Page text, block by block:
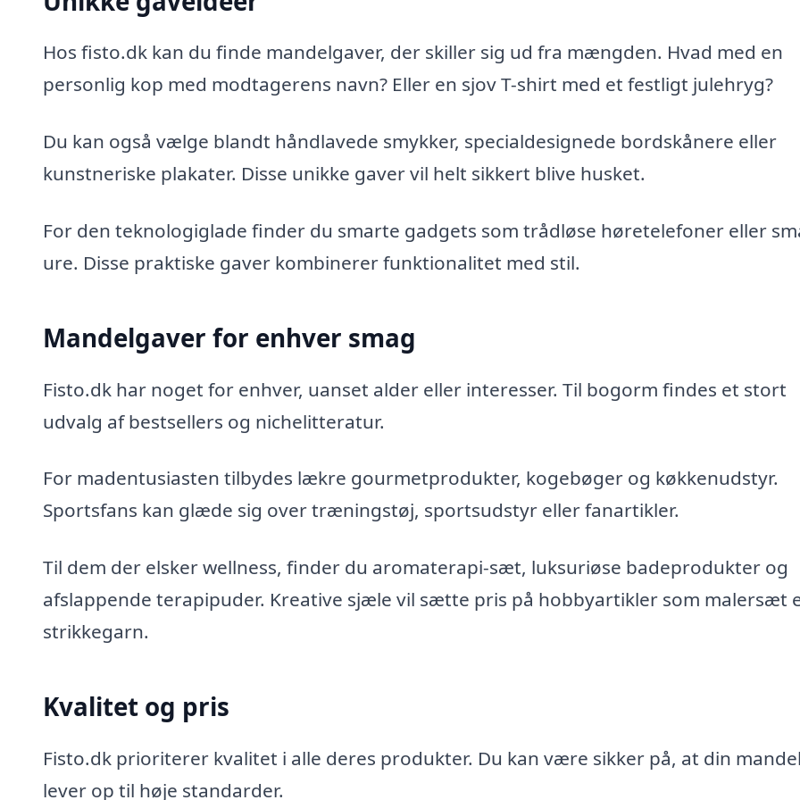
Hos fisto.dk kan du finde mandelgaver, der skiller sig ud fra mængden. Hvad med en
personlig kop med modtagerens navn? Eller en sjov T-shirt med et festligt julehryg?
Du kan også vælge blandt håndlavede smykker, specialdesignede bordskånere eller
kunstneriske plakater. Disse unikke gaver vil helt sikkert blive husket.
For den teknologiglade finder du smarte gadgets som trådløse høretelefoner eller
ure. Disse praktiske gaver kombinerer funktionalitet med stil.
Mandelgaver for enhver smag
Fisto.dk har noget for enhver, uanset alder eller interesser. Til bogorm findes et stort
udvalg af bestsellers og nichelitteratur.
For madentusiasten tilbydes lækre gourmetprodukter, kogebøger og køkkenudstyr.
Sportsfans kan glæde sig over træningstøj, sportsudstyr eller fanartikler.
Til dem der elsker wellness, finder du aromaterapi-sæt, luksuriøse badeprodukter og
afslappende terapipuder. Kreative sjæle vil sætte pris på hobbyartikler som malersæt
strikkegarn.
Kvalitet og pris
Fisto.dk prioriterer kvalitet i alle deres produkter. Du kan være sikker på, at din
lever op til høje standarder.